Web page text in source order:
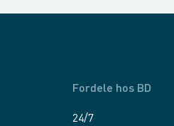
Fordele hos BD
24/7